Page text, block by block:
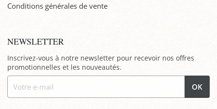
Conditions générales de vente
NEWSLETTER
Inscrivez-vous à notre newsletter pour recevoir nos offres
promotionnelles et les nouveautés.
OK